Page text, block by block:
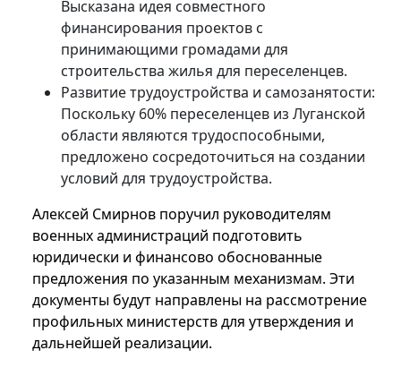
Высказана идея совместного
финансирования проектов с
принимающими громадами для
строительства жилья для переселенцев.
Развитие трудоустройства и самозанятости:
Поскольку 60% переселенцев из Луганской
области являются трудоспособными,
предложено сосредоточиться на создании
условий для трудоустройства.
Алексей Смирнов поручил руководителям
военных администраций подготовить
юридически и финансово обоснованные
предложения по указанным механизмам. Эти
документы будут направлены на рассмотрение
профильных министерств для утверждения и
дальнейшей реализации.